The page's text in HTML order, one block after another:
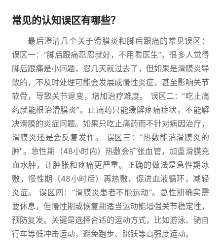
常见的认知误区有哪些？
最后澄清几个关于滑膜炎和脚后跟痛的常见误区：
误区一：“脚后跟痛忍忍就好，不用看医生”。很多人觉得
脚后跟痛是小问题，忍几天就过去了，但如果是滑膜炎导
致的，不及时处理可能会发展成慢性炎症，甚至影响关节
软骨，导致关节退变，增加治疗难度。 误区二：“吃止痛
药就能根治滑膜炎”。止痛药只能缓解疼痛症状，不能解
决滑膜的炎症问题。如果只吃止痛药而不针对病因治疗，
滑膜炎还是会反复发作。 误区三：“热敷能消滑膜炎的
肿”。急性期（48小时内）热敷会扩张血管，加重滑膜充
血水肿，让肿胀和疼痛更严重。正确的做法是急性期冰
敷，慢性期（48小时后）再热敷，促进血液循环，减轻
炎症。 误区四：“滑膜炎患者不能运动”。急性期确实需
要休息，但慢性期或恢复期适当运动能增强关节稳定性，
预防复发。关键是选择合适的运动方式，比如游泳、骑自
行车等低冲击运动，避免跑步、跳跃等高强度运动。